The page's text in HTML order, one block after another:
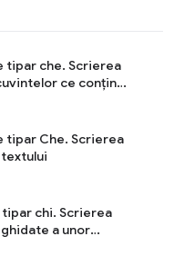
tipar che. Scrierea
ce conțin
tipar Che. Scrierea
chi. Scrierea
a unor
ale strămoșilor noștri